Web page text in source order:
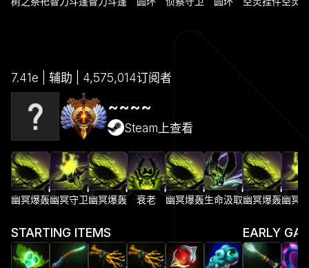
7.41e | 辅助 | 4,575,014订阅者
~~~~
Steam上查看
幽冥爆轰幽冥守卫幽冥爆轰 衰老 幽冥爆轰生命汲取幽冥爆轰幽冥
STARTING ITEMS EARLY